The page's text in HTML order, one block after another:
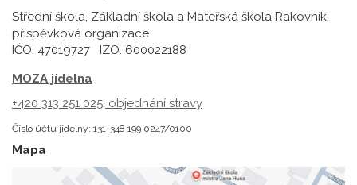
Střední škola, Základní škola a Mateřská škola Rakovník,
příspěvková organizace
IČO: 47019727 IZO: 600022188
MOZA jídelna
+420 313 251 025; objednání stravy
Číslo účtu jídelny: 131-348 199 0247/0100
Mapa